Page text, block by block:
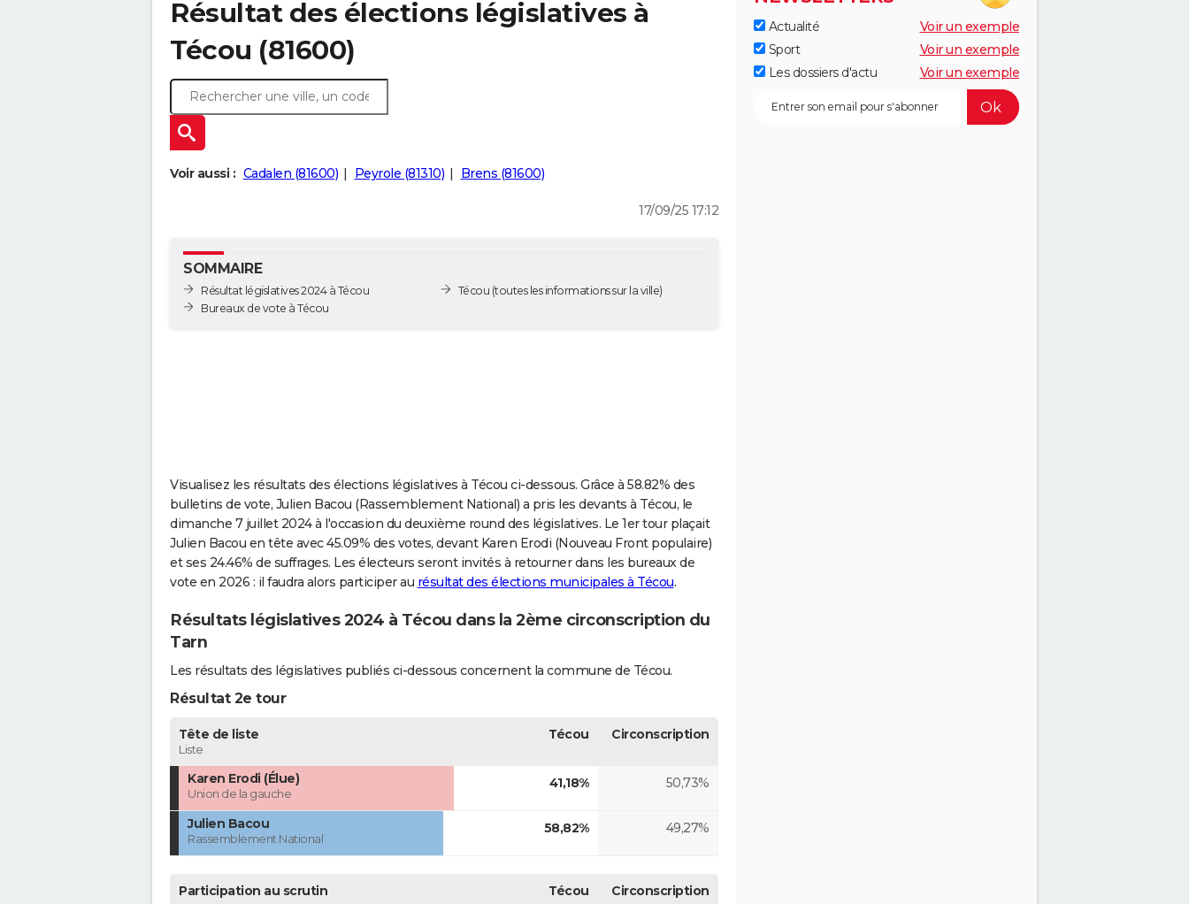
Résultat des élections législatives à
Técou (81600)
Voir aussi : Cadalen (81600) Peyrole (81310) Brens (81600)
17/09/25 17:12
SOMMAIRE
Résultat législatives 2024 à Técou
Bureaux de vote à Técou
Técou (toutes les informations sur la ville)
Visualisez les résultats des élections législatives à Técou ci-dessous. Grâce à 58.82% des
bulletins de vote, Julien Bacou (Rassemblement National) a pris les devants à Técou, le
dimanche 7 juillet 2024 à l'occasion du deuxième round des législatives. Le 1er tour plaçait
Julien Bacou en tête avec 45.09% des votes, devant Karen Erodi (Nouveau Front populaire)
et ses 24.46% de suffrages. Les électeurs seront invités à retourner dans les bureaux de
vote en 2026 : il faudra alors participer au résultat des élections municipales à Técou.
Résultats législatives 2024 à Técou dans la 2ème circonscription du
Tarn
Les résultats des législatives publiés ci-dessous concernent la commune de Técou.
Résultat 2e tour
Tête de liste
Liste
Técou Circonscription
Karen Erodi (Élue)
Union de la gauche
41,18% 50,73%
Julien Bacou
Rassemblement National
58,82% 49,27%
Participation au scrutin Técou Circonscription
Actualité
Voir un exemple
Sport
Voir un exemple
Les dossiers d'actu
Voir un exemple